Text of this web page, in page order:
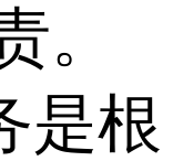
。
是根